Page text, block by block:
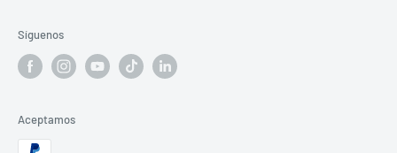
Síguenos
Aceptamos